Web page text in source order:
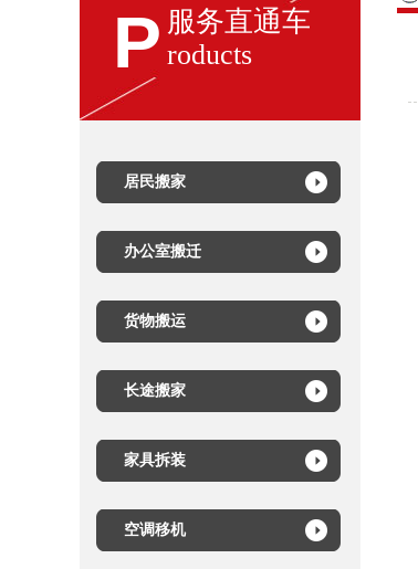
P 服务直通车
roducts
居民搬家
办公室搬迁
货物搬运
长途搬家
家具拆装
空调移机